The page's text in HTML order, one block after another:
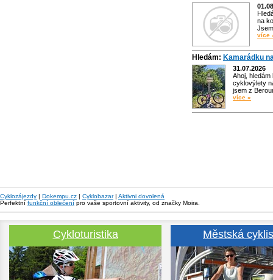
na
více
Hledám: Kamarádku
31.07.2026
Ahoj,
cyklovýlety
jsem z
více »
Cyklozájezdy | Dokempu.cz | Cyklobazar| Aktivni dovolená
Perfektní funkční oblečení pro vaše sportovní aktivity, od značky Moira.
Cykloturistika Městská